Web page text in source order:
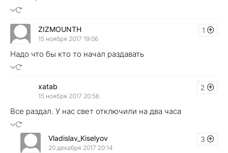
1
ZIZMOUNTH
15 ноября 2017 19:06
Надо что бы кто то начал раздавать
2
xatab
15 ноября 2017 20:56
Все раздал. У нас свет отключили на два часа
3
Vladislav_Kiselyov
20 декабря 2017 20:14